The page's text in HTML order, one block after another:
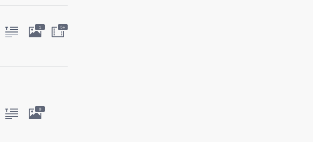
1 5м
9